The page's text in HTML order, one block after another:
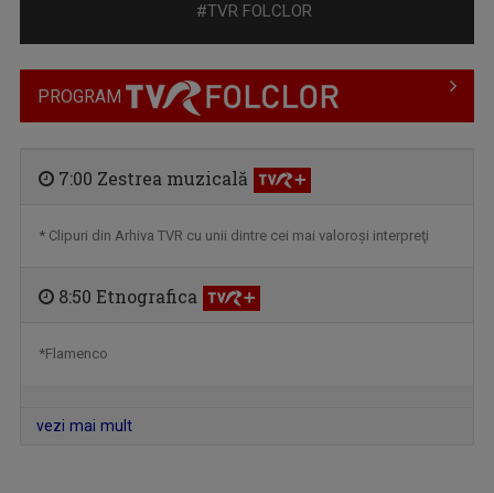
#TVR FOLCLOR
PROGRAM
7:00 Zestrea muzicală
* Clipuri din Arhiva TVR cu unii dintre cei mai valoroşi interpreţi
8:50 Etnografica
*Flamenco
vezi mai mult